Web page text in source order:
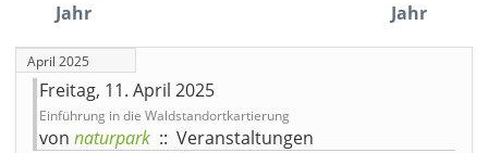
Jahr
Jahr
April 2025
Freitag, 11. April 2025
Einführung in die Waldstandortkartierung
von naturpark :: Veranstaltungen